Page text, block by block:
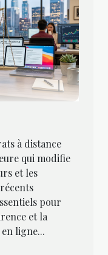
à distance
qui modifie
et les
pour
et la
ligne...